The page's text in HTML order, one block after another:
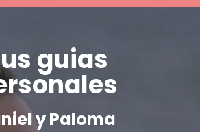
guias
y Paloma